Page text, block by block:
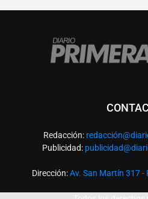
Redacción: redacció
Publicidad:
Dirección:Av. San Martín 317 -